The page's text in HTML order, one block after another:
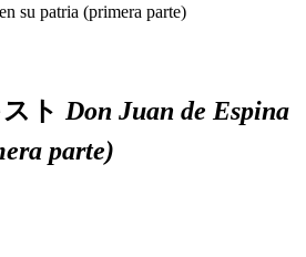
su patria (primera parte)
ト Don Juan de Espina
parte)